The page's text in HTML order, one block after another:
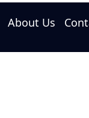
About Us